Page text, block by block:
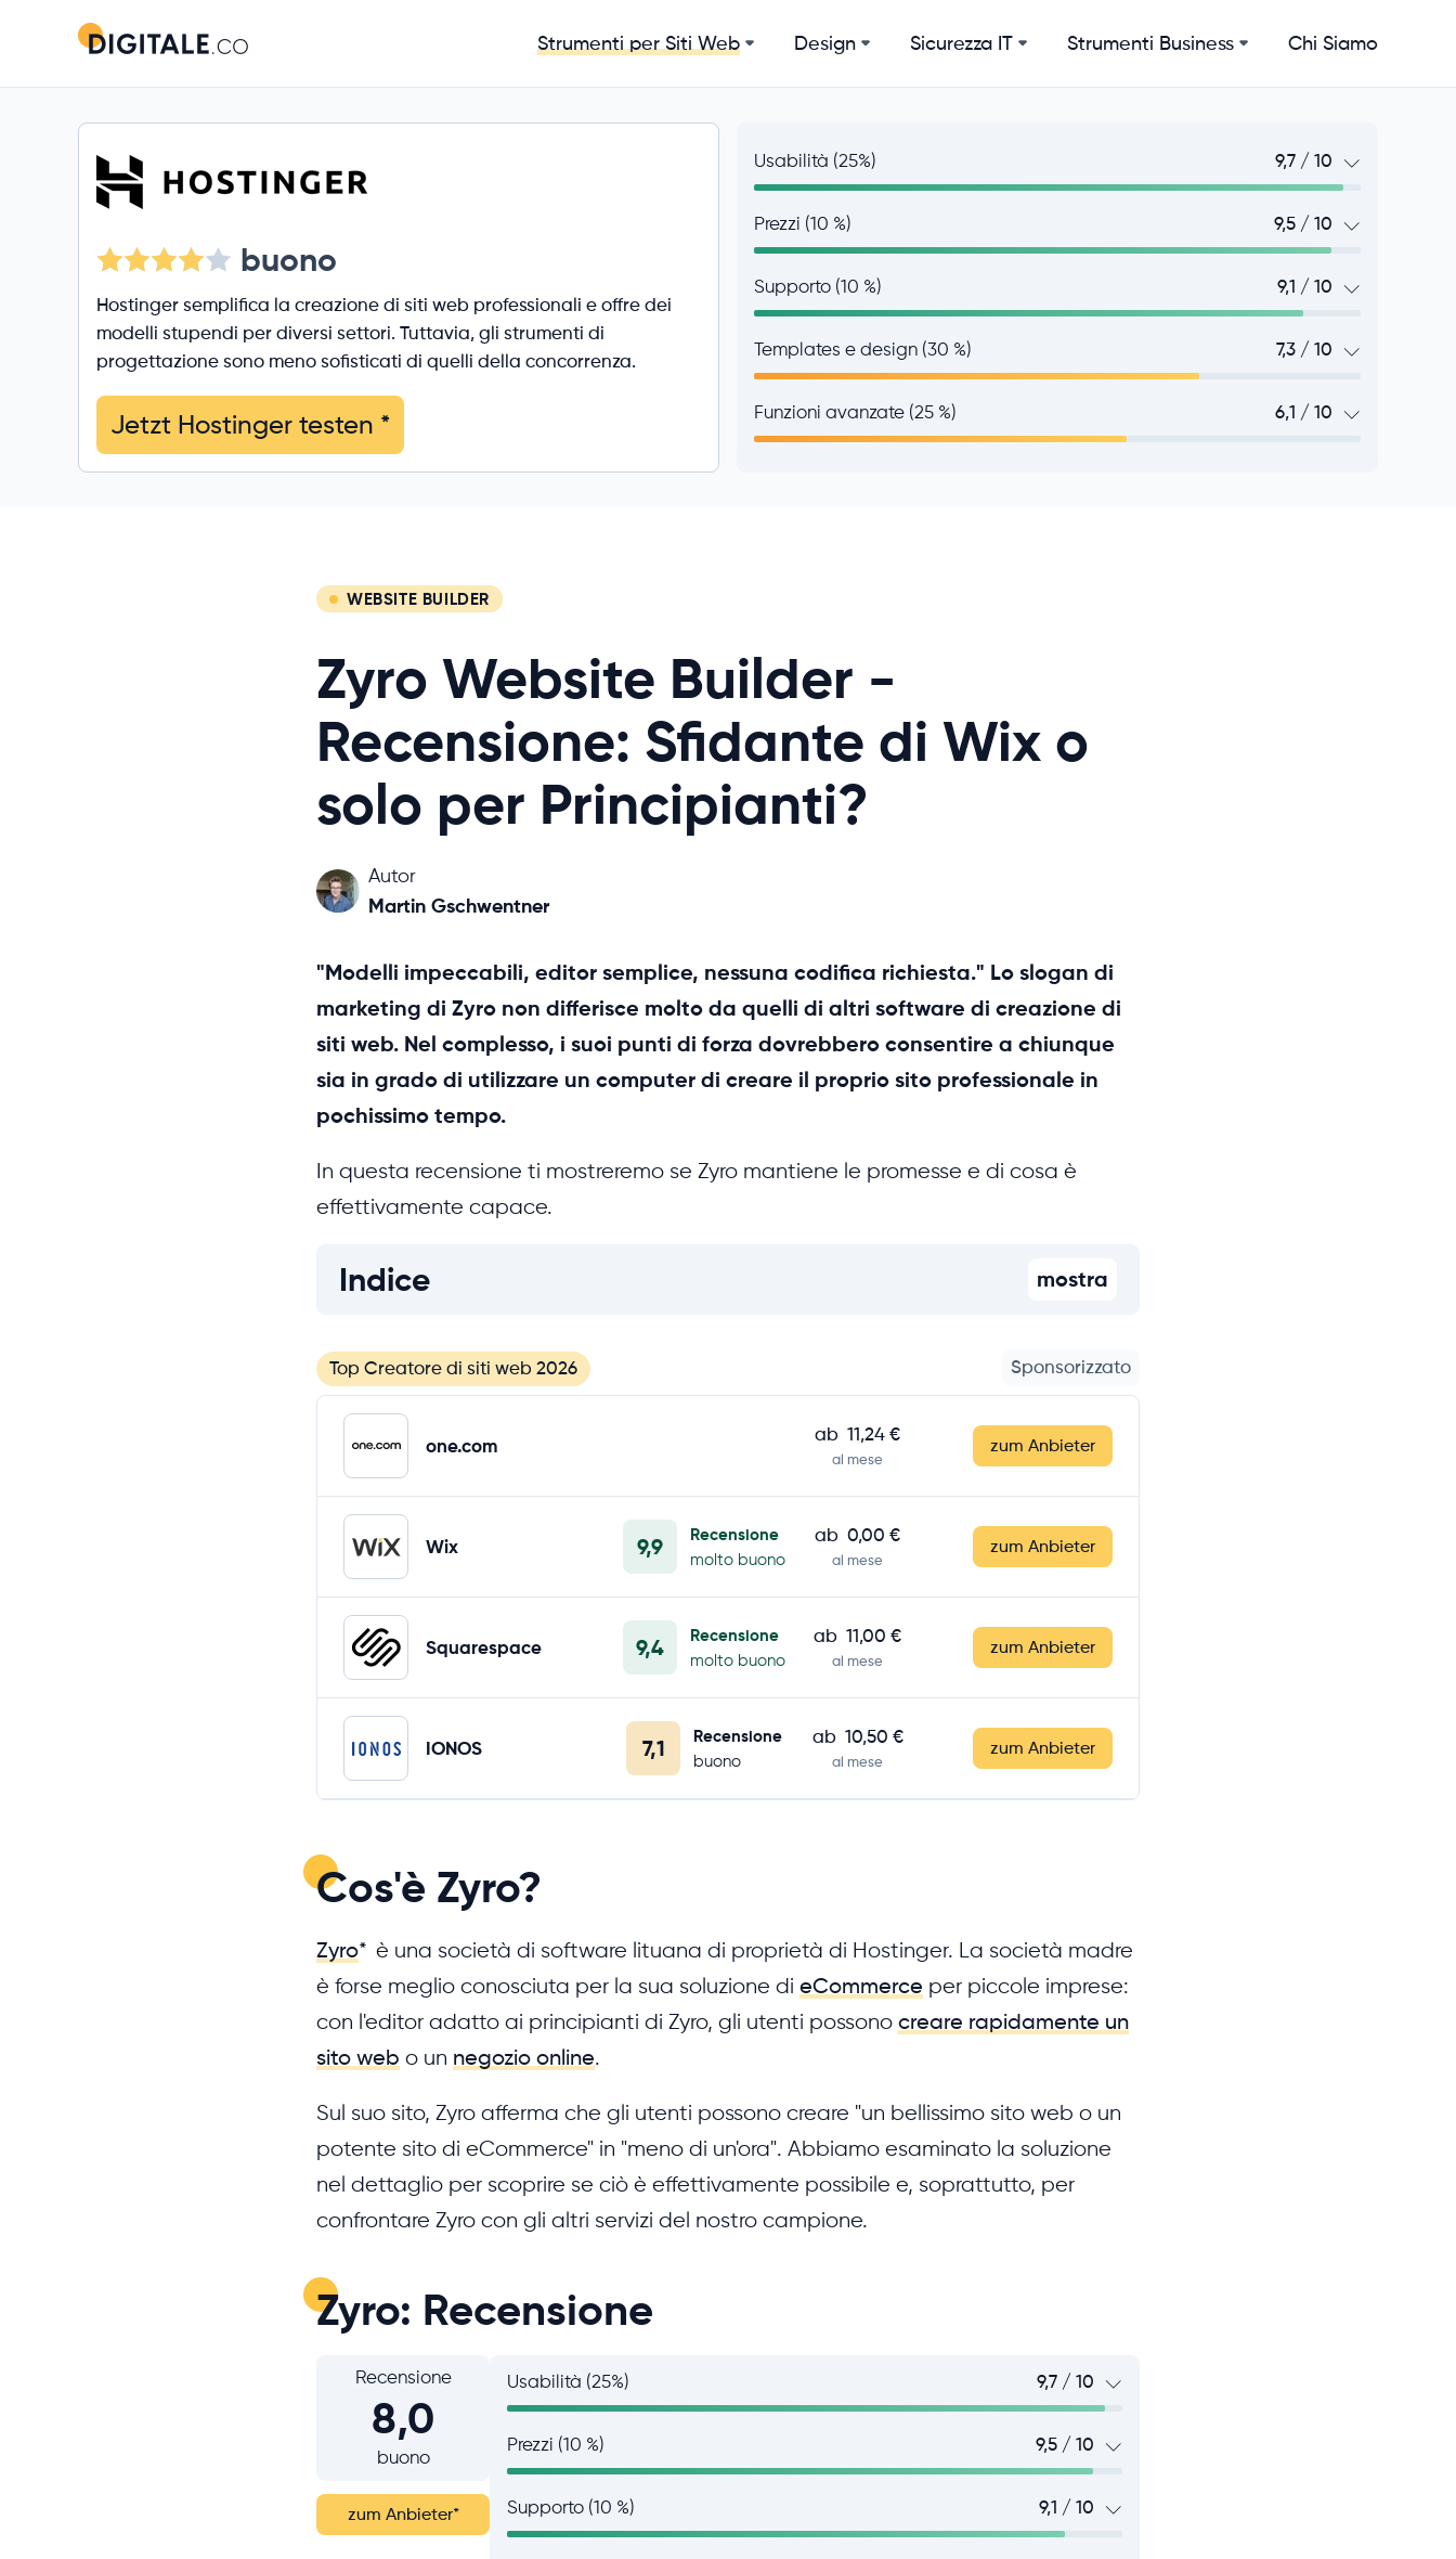
Strumenti per Siti Web Design Sicurezza IT Strumenti Business Chi Siamo
buono
Hostinger semplifica la creazione di siti web professionali e offre dei
modelli stupendi per diversi settori. Tuttavia, gli strumenti di
progettazione sono meno sofisticati di quelli della concorrenza.
Jetzt Hostinger testen *
Usabilità (25%) 9,7 / 10
Prezzi (10 %) 9,5 / 10
Supporto (10 %) 9,1 / 10
Templates e design (30 %) 7,3 / 10
Funzioni avanzate (25 %) 6,1 / 10
WEBSITE BUILDER
Zyro Website Builder -
Recensione: Sfidante di Wix o
solo per Principianti?
Autor
Martin Gschwentner
"Modelli impeccabili, editor semplice, nessuna codifica richiesta." Lo slogan di
marketing di Zyro non differisce molto da quelli di altri software di creazione di
siti web. Nel complesso, i suoi punti di forza dovrebbero consentire a chiunque
sia in grado di utilizzare un computer di creare il proprio sito professionale in
pochissimo tempo.
In questa recensione ti mostreremo se Zyro mantiene le promesse e di cosa è
effettivamente capace.
Indice mostra
Top Creatore di siti web 2026 Sponsorizzato
ab 11,24 €
al mese
zum Anbieter
one.com
ab 0,00 €
al mese
zum Anbieter
Wix 9,9
Recensione
molto buono
ab 11,00 €
al mese
zum Anbieter
Squarespace 9,4
Recensione
molto buono
ab 10,50 €
al mese
zum Anbieter
IONOS 7,1
Recensione
buono
Cos'è Zyro?
Zyro* è una società di software lituana di proprietà di Hostinger. La società madre
è forse meglio conosciuta per la sua soluzione di eCommerce per piccole imprese:
con l'editor adatto ai principianti di Zyro, gli utenti possono creare rapidamente un
sito web o un negozio online.
Sul suo sito, Zyro afferma che gli utenti possono creare "un bellissimo sito web o un
potente sito di eCommerce" in "meno di un'ora". Abbiamo esaminato la soluzione
nel dettaglio per scoprire se ciò è effettivamente possibile e, soprattutto, per
confrontare Zyro con gli altri servizi del nostro campione.
Zyro: Recensione
Recensione
8,0
buono
zum Anbieter*
Usabilità (25%) 9,7 / 10
Prezzi (10 %) 9,5 / 10
Supporto (10 %) 9,1 / 10